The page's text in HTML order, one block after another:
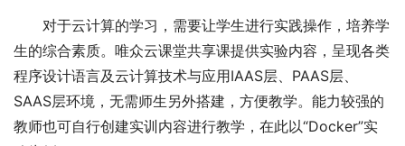
对于云计算的学习，需要让学生进行实践操作，培养学
生的综合素质。唯众云课堂共享课提供实验内容，呈现各类
程序设计语言及云计算技术与应用IAAS层、PAAS层、
SAAS层环境，无需师生另外搭建，方便教学。能力较强的
教师也可自行创建实训内容进行教学，在此以“Docker”实